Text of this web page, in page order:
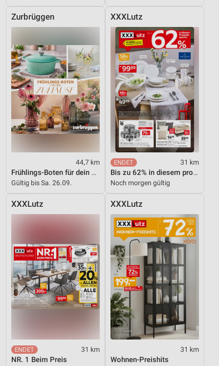
Zurbrüggen
44,7 km
Frühlings-Boten für dein Zuhause
Gültig bis Sa. 26.09.
XXXLutz
31 km
Bis zu 62% in diesem prospekt
Noch morgen gültig
XXXLutz
31 km
NR. 1 Beim Preis
XXXLutz
31 km
Wohnen-Preishits